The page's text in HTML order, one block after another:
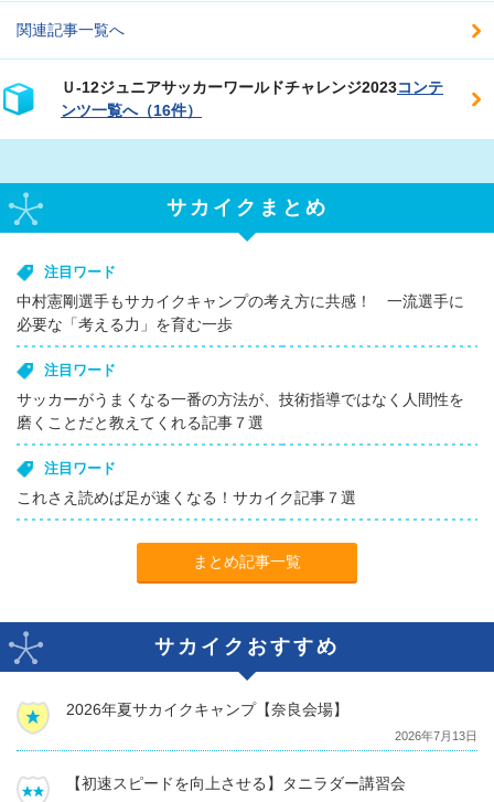
関連記事一覧へ
Ｕ‐12ジュニアサッカーワールドチャレンジ2023コンテ
ンツ一覧へ（16件）
サカイクまとめ
注目ワード
中村憲剛選手もサカイクキャンプの考え方に共感！ 一流選手に
必要な「考える力」を育む一歩
注目ワード
サッカーがうまくなる一番の方法が、技術指導ではなく人間性を
磨くことだと教えてくれる記事７選
注目ワード
これさえ読めば足が速くなる！サカイク記事７選
まとめ記事一覧
サカイクおすすめ
2026年夏サカイクキャンプ【奈良会場】
2026年7月13日
【初速スピードを向上させる】タニラダー講習会